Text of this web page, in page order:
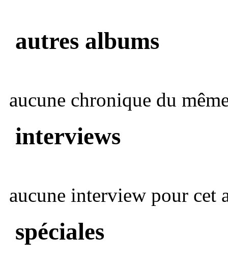
autres albums
aucune chronique du
interviews
aucune interview pour cet
spéciales